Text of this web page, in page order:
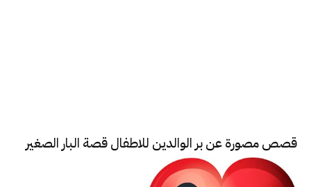
قصص مصورة عن بر الوالدين للاطفال قصة البار الصغير